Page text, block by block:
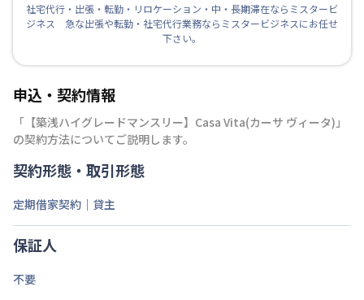
社宅代行・出張・転勤・リロケーション・中・長期滞在ならミスタービ
ジネス 急な出張や転勤・社宅代行業務ならミスタービジネスにお任せ
下さい。
申込・契約情報
「 【築浅ハイグレードマンスリー】Casa Vita(カーサ ヴィータ) 」
の契約方法についてご説明します。
契約形態・取引形態
定期借家契約｜貸主
保証人
不要